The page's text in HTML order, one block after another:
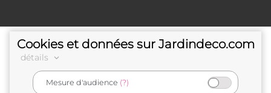
Cookies et données sur Jardindeco.com
détails
Mesure d'audience (?)